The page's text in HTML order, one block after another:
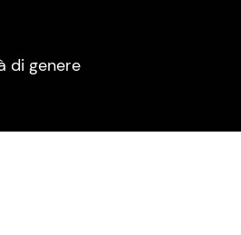
di genere